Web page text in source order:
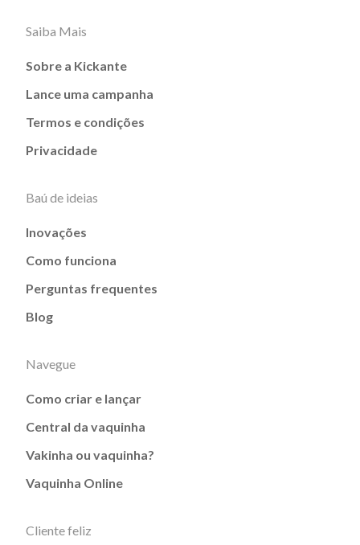
Saiba Mais
Sobre a Kickante
Lance uma campanha
Termos e condições
Privacidade
Baú de ideias
Inovações
Como funciona
Perguntas frequentes
Blog
Navegue
Como criar e lançar
Central da vaquinha
Vakinha ou vaquinha?
Vaquinha Online
Cliente feliz